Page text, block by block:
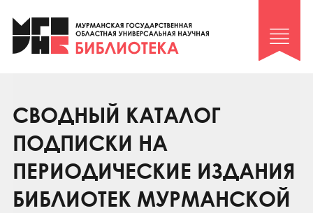
Клуб «Гиря и сельдерей»
Клуб «Семейный архив»
Коллегам
Контакты
СВОДНЫЙ КАТАЛОГ
ПОДПИСКИ НА
ПЕРИОДИЧЕСКИЕ ИЗДАНИЯ
БИБЛИОТЕК МУРМАНСКОЙ